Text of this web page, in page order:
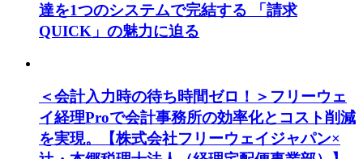
達を1つのシステムで完結する 「請求
QUICK」の魅力に迫る
＜会計入力時の待ち時間ゼロ！＞フリーウェ
イ経理Proで会計事務所の効率化とコスト削減
を実現。【株式会社フリーウェイジャパン×